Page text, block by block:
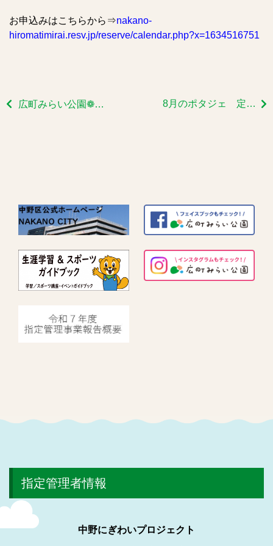
お申込みはこちらから⇒nakano-
hiromatimirai.resv.jp/reserve/calendar.php?x=1634516751
広町みらい公園❁夏の風景❁ 8月のポタジェ 定例会➁
指定管理者情報
中野にぎわいプロジェクト